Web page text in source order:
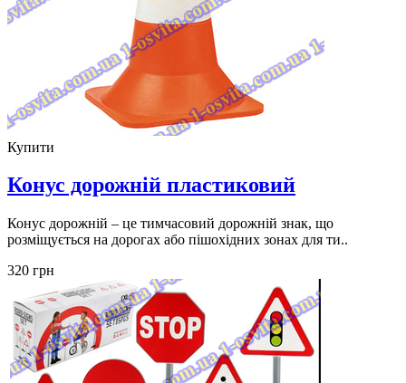
Купити
Конус дорожній пластиковий
Конус дорожній – це тимчасовий дорожній знак, що
розміщується на дорогах або пішохідних зонах для ти..
320 грн